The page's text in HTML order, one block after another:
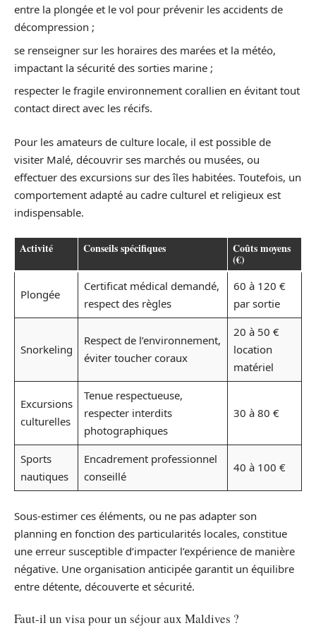
entre la plongée et le vol pour prévenir les accidents de
décompression ;
se renseigner sur les horaires des marées et la météo,
impactant la sécurité des sorties marine ;
respecter le fragile environnement corallien en évitant tout
contact direct avec les récifs.
Pour les amateurs de culture locale, il est possible de
visiter Malé, découvrir ses marchés ou musées, ou
effectuer des excursions sur des îles habitées. Toutefois, un
comportement adapté au cadre culturel et religieux est
indispensable.
Activité Conseils spécifiques Coûts moyens
(€)
Plongée
Certificat médical demandé,
respect des règles
60 à 120 €
par sortie
Snorkeling
Respect de l’environnement,
éviter toucher coraux
20 à 50 €
location
matériel
Excursions
culturelles
Tenue respectueuse,
respecter interdits
photographiques
30 à 80 €
Sports
nautiques
Encadrement professionnel
conseillé
40 à 100 €
Sous-estimer ces éléments, ou ne pas adapter son
planning en fonction des particularités locales, constitue
une erreur susceptible d’impacter l’expérience de manière
négative. Une organisation anticipée garantit un équilibre
entre détente, découverte et sécurité.
Faut-il un visa pour un séjour aux Maldives ?